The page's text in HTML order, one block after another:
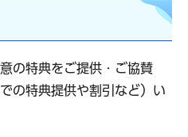
の特典をご提供・ご協賛
の特典提供や割引など）い